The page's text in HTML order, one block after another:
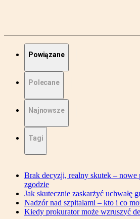
Powiązane
Polecane
Najnowsze
Tagi
Brak decyzji, realny skutek – nowe
zgodzie
Jak skutecznie zaskarżyć uchwałę
Nadzór nad szpitalami – kto i co
Kiedy prokurator może wzruszyć